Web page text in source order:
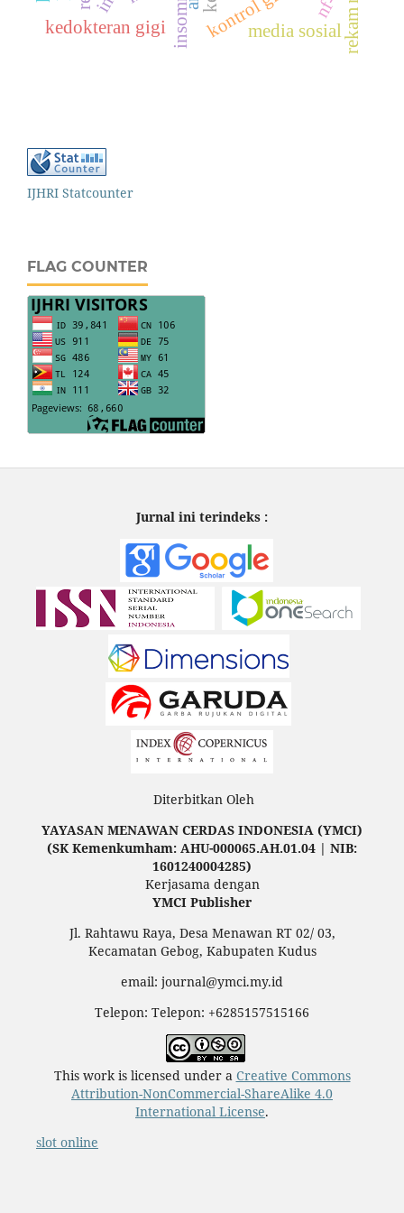
media sosial
kedokteran gigi
IJHRI Statcounter
FLAG COUNTER
Jurnal ini terindeks :
Diterbitkan Oleh
YAYASAN MENAWAN CERDAS INDONESIA (YMCI)
(SK Kemenkumham: AHU-000065.AH.01.04 | NIB:
1601240004285)
Kerjasama dengan
YMCI Publisher
Jl. Rahtawu Raya, Desa Menawan RT 02/ 03,
Kecamatan Gebog, Kabupaten Kudus
email: journal@ymci.my.id
Telepon: Telepon: +6285157515166
This work is licensed under a Creative Commons
Attribution-NonCommercial-ShareAlike 4.0
International License.
slot online